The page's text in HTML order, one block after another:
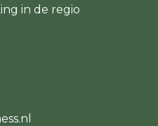
in de regio